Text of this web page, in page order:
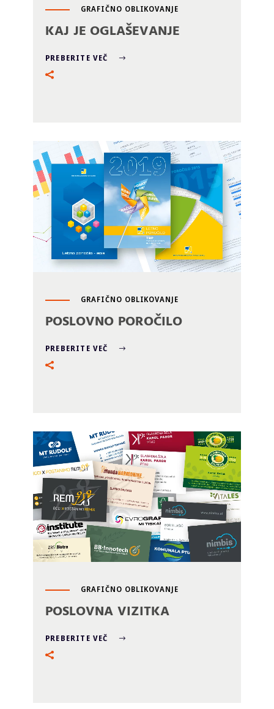
GRAFIČNO OBLIKOVANJE
KAJ JE OGLAŠEVANJE
PREBERITE VEČ
GRAFIČNO OBLIKOVANJE
POSLOVNO POROČILO
PREBERITE VEČ
GRAFIČNO OBLIKOVANJE
POSLOVNA VIZITKA
PREBERITE VEČ